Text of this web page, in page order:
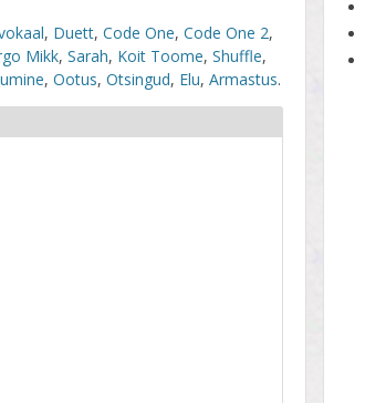
, Duett,Code One,Code One 2,
Mikk,Sarah, Koit Toome,Shuffle,
,Ootus,Otsingud, Elu,Armastus.